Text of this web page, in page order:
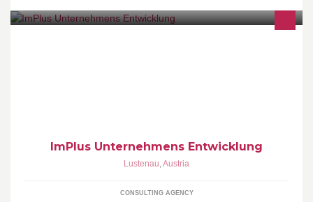
ImPlus Unternehmens Entwicklung
Lustenau,Austria
CONSULTING AGENCY